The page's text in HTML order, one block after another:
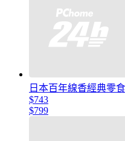
日本百年線香經典零
$743
$799